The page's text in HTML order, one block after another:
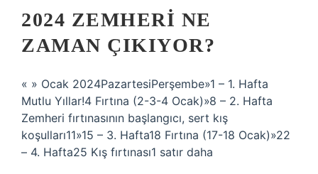
2024 ZEMHERI NE
ZAMAN ÇIKIYOR?
« » Ocak 2024PazartesiPerşembe»1 – 1. Hafta
Mutlu Yıllar!4 Fırtına (2-3-4 Ocak)»8 – 2. Hafta
Zemheri fırtınasının başlangıcı, sert kış
koşulları11»15 – 3. Hafta18 Fırtına (17-18 Ocak)»22
– 4. Hafta25 Kış fırtınası1 satır daha